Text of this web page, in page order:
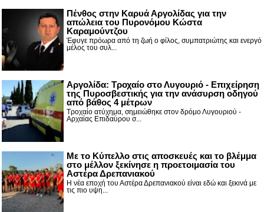
Πένθος στην Καρυά Αργολίδας για την
απώλεια του Πυρονόμου Κώστα
Καραμούντζου
Έφυγε πρόωρα από τη ζωή ο φίλος, συμπατριώτης και ενεργό
μέλος του συλ...
Αργολίδα: Τροχαίο στο Λυγουριό - Επιχείρηση
της Πυροσβεστικής για την ανάσυρση οδηγού
από βάθος 4 μέτρων
Τροχαίο ατύχημα, σημειώθηκε στον δρόμο Λυγουριού -
Αρχαίας Επιδαύρου σ...
Με το Κύπελλο στις αποσκευές και το βλέμμα
στο μέλλον ξεκίνησε η προετοιμασία του
Αστέρα Δρεπανιακού
Η νέα εποχή του Αστέρα Δρεπανιακού είναι εδώ και ξεκινά με
τις πιο υψη...